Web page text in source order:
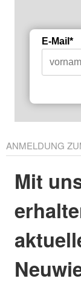
E-Mail*
ANMELDUNG
Mit